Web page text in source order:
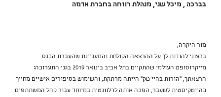
בברכה , מיכל שני, מנהלת רווחה בחברת אדמה
מור היקרה,
ברצוני להודות לך על ההרצאה הקולחת והמעניינת שהעברת הכנס
מייקרוסופט העולמי שהתקיים בתל אביב בינואר 2019 בגני התערוכה:
הרצאתך, "הורות בהיי טק" הייתה מרתקת, והשימוש בסיפורים אישיים מחייך
כהייטקיסטית לשעבר, הפכה אותה לרלוונטית במיוחד עבור קהל המשתתפים